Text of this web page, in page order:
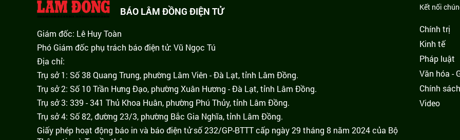
BÁO LÂM ĐỒNG ĐIỆN TỬ
Giám đốc: Lê Huy Toàn
Phó Giám đốc phụ trách báo điện tử: Vũ Ngọc Tú
Địa chỉ:
Trụ sở 1: Số 38 Quang Trung, phường Lâm Viên - Đà Lạt, tỉnh Lâm Đồng.
Trụ sở 2: Số 10 Trần Hưng Đạo, phường Xuân Hương - Đà Lạt, tỉnh Lâm Đồng.
Trụ sở 3: 339 - 341 Thủ Khoa Huân, phường Phú Thủy, tỉnh Lâm Đồng.
Trụ sở 4: Số 82, đường 23/3, phường Bắc Gia Nghĩa, tỉnh Lâm Đồng.
Giấy phép hoạt động báo in và báo điện tử số 232/GP-BTTT cấp ngày 29 tháng 8 năm 2024 của Bộ
Kết nối
Chính trị
Kinh tế
Pháp luật
Văn hóa -
Chính sách
Video